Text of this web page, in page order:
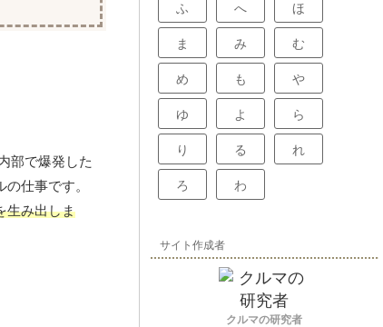
部で爆発した
仕事です。
生み出しま
ふ へ ほ
ま み む
め も や
ゆ よ ら
り る れ
ろ わ
サイト作成者
クルマの研究者